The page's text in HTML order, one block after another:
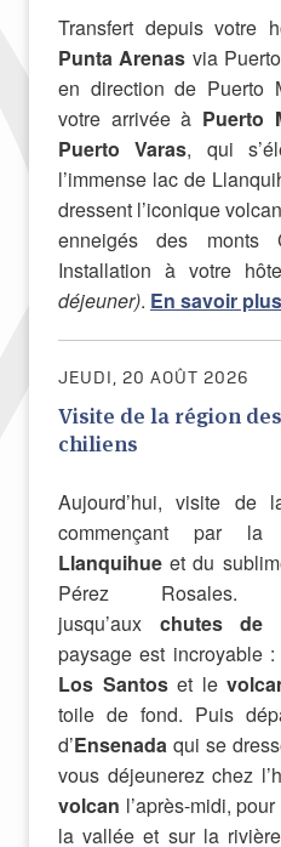
Transfert depuis votre
Punta Arenas via
en direction de Puerto
votre arrivée à Puerto
Puerto Varas, qui
l’immense lac de
dressent l’iconique
enneigés des monts
Installation à votre
déjeuner). En savoir
JEUDI, 20 AOÛT 2026
Visite de la région
chiliens
Aujourd’hui, visite
commençant par
Llanquihue et du
Pérez Rosales.
jusqu’aux chutes de
paysage est incroyable
Los Santoset le
toile de fond. Puis
d’Ensenada qui se
vous déjeunerez chez
volcan l’après-midi,
la vallée et sur la